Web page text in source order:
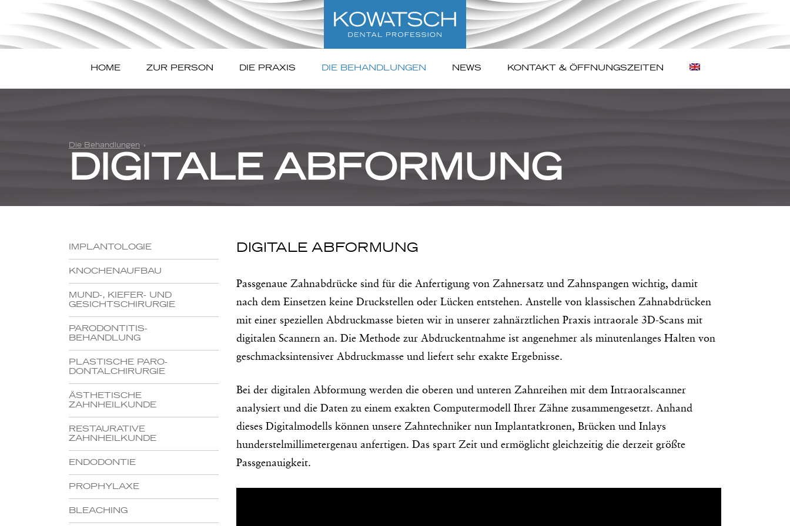
HOME ZUR PERSON DIE PRAXIS DIE BEHANDLUNGEN NEWS KONTAKT & ÖFFNUNGSZEITEN
Die Behandlungen
DIGITALE ABFORMUNG
IMPLANTOLOGIE
KNOCHENAUFBAU
MUND-, KIEFER- UND
GESICHTSCHIRURGIE
PARODONTITIS-
BEHANDLUNG
PLASTISCHE PARO-
DONTALCHIRURGIE
ÄSTHETISCHE
ZAHNHEILKUNDE
RESTAURATIVE
ZAHNHEILKUNDE
ENDODONTIE
PROPHYLAXE
BLEACHING
DIGITALE ABFORMUNG
Passgenaue Zahnabdrücke sind für die Anfertigung von Zahnersatz und Zahnspangen wichtig, damit
nach dem Einsetzen keine Druckstellen oder Lücken entstehen. Anstelle von klassischen Zahnabdrücken
mit einer speziellen Abdruckmasse bieten wir in unserer zahnärztlichen Praxis intraorale 3D-Scans mit
digitalen Scannern an. Die Methode zur Abdruckentnahme ist angenehmer als minutenlanges Halten von
geschmacksintensiver Abdruckmasse und liefert sehr exakte Ergebnisse.
Bei der digitalen Abformung werden die oberen und unteren Zahnreihen mit dem Intraoralscanner
analysiert und die Daten zu einem exakten Computermodell Ihrer Zähne zusammengesetzt. Anhand
dieses Digitalmodells können unsere Zahntechniker nun Implantatkronen, Brücken und Inlays
hunderstelmillimetergenau anfertigen. Das spart Zeit und ermöglicht gleichzeitig die derzeit größte
Passgenauigkeit.